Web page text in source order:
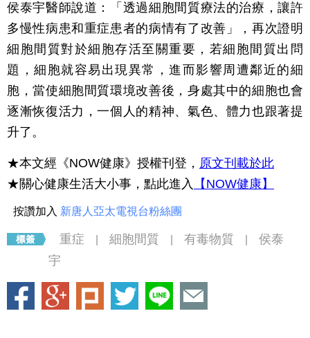
侯泰宇醫師說道：「透過細胞間質療法的治療，讓許
多慢性病患和重症患者的病情有了改善」，再次證明
細胞間質對於細胞存活至關重要，若細胞間質出問
題，細胞就容易出現異常，進而影響周遭鄰近的細
胞，當使細胞間質環境改善後，身處其中的細胞也會
逐漸恢復活力，一個人的精神、氣色、體力也跟著提
升了。
★本文經《NOW健康》授權刊登， 原文刊載於此
★關心健康生活大小事，點此進入
【NOW健康】
按讚加入 新唐人亞太電視台粉絲團
重症 細胞間質 有毒物質
侯泰
宇